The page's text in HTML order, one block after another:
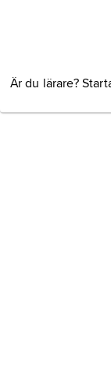
Är du lärare?